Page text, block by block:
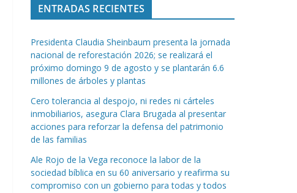
ENTRADAS RECIENTES
Presidenta Claudia Sheinbaum presenta la jornada
nacional de reforestación 2026; se realizará el
próximo domingo 9 de agosto y se plantarán 6.6
millones de árboles y plantas
Cero tolerancia al despojo, ni redes ni cárteles
inmobiliarios, asegura Clara Brugada al presentar
acciones para reforzar la defensa del patrimonio
de las familias
Ale Rojo de la Vega reconoce la labor de la
sociedad bíblica en su 60 aniversario y reafirma su
compromiso con un gobierno para todas y todos